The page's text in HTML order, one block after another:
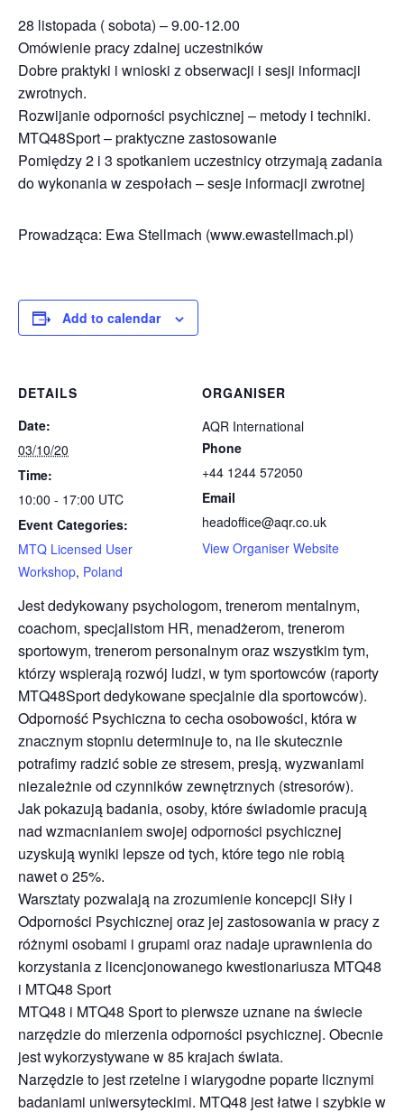
28 listopada ( sobota) – 9.00-12.00
Omówienie pracy zdalnej uczestników
Dobre praktyki i wnioski z obserwacji i sesji informacji
zwrotnych.
Rozwijanie odporności psychicznej – metody i techniki.
MTQ48Sport – praktyczne zastosowanie
Pomiędzy 2 i 3 spotkaniem uczestnicy otrzymają zadania
do wykonania w zespołach – sesje informacji zwrotnej
Prowadząca: Ewa Stellmach (www.ewastellmach.pl)
Add to calendar
DETAILS
Date:
03/10/20
Time:
10:00 - 17:00 UTC
Event Categories:
MTQ Licensed User
Workshop, Poland
ORGANISER
AQR International
Phone
+44 1244 572050
Email
headoffice@aqr.co.uk
View Organiser Website
Jest dedykowany psychologom, trenerom mentalnym,
coachom, specjalistom HR, menadżerom, trenerom
sportowym, trenerom personalnym oraz wszystkim tym,
którzy wspierają rozwój ludzi, w tym sportowców (raporty
MTQ48Sport dedykowane specjalnie dla sportowców).
Odporność Psychiczna to cecha osobowości, która w
znacznym stopniu determinuje to, na ile skutecznie
potrafimy radzić sobie ze stresem, presją, wyzwaniami
niezależnie od czynników zewnętrznych (stresorów).
Jak pokazują badania, osoby, które świadomie pracują
nad wzmacnianiem swojej odporności psychicznej
uzyskują wyniki lepsze od tych, które tego nie robią
nawet o 25%.
Warsztaty pozwalają na zrozumienie koncepcji Siły i
Odporności Psychicznej oraz jej zastosowania w pracy z
różnymi osobami i grupami oraz nadaje uprawnienia do
korzystania z licencjonowanego kwestionariusza MTQ48
i MTQ48 Sport
MTQ48 i MTQ48 Sport to pierwsze uznane na świecie
narzędzie do mierzenia odporności psychicznej. Obecnie
jest wykorzystywane w 85 krajach świata.
Narzędzie to jest rzetelne i wiarygodne poparte licznymi
badaniami uniwersyteckimi. MTQ48 jest łatwe i szybkie w